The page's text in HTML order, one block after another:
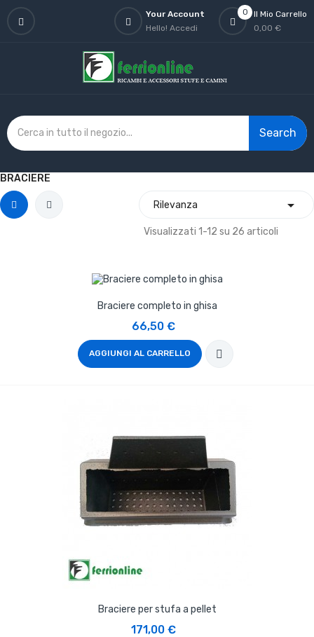
0
Il Mio Carrello
0,00 €
Your Account
Hello! Accedi
Search
BRACIERE
Rilevanza 
Visualizzati 1-12 su 26 articoli
Braciere completo in ghisa
66,50 €
AGGIUNGI AL CARRELLO
Braciere per stufa a pellet
171,00 €